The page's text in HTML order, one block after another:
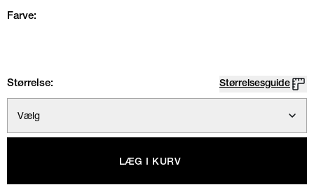
Farve:
Størrelse: Størrelsesguide
Vælg
LÆG I KURV